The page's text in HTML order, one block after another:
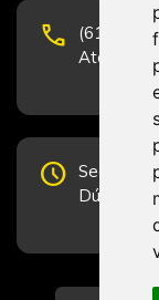
phone
(61)
schedule Segunda-
Dúvidas